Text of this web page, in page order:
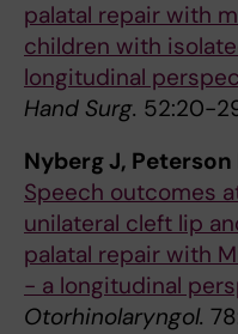
palatal repair with
children with
longitudinal
Hand Surg. 52:20-
Nyberg J, Peterson
Speech outcomes
unilateral cleft lip
palatal repair with
- a longitudinal
Otorhinolaryngol.